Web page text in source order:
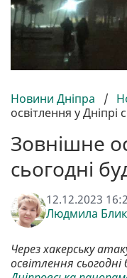
Новини Дніпра /
освітлення у Дніпрі
Зовнішне
сьогодні
12.12.2023
Людмила Блик
Через хакерську
освітлення сьогодні